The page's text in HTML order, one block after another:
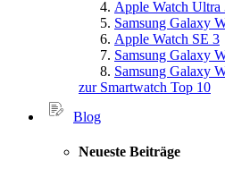
Apple Watch Ultra
Samsung Galaxy
Apple Watch SE 3
Samsung Galaxy
Samsung Galaxy
zur Smartwatch Top 10
Blog
Neueste Beiträge